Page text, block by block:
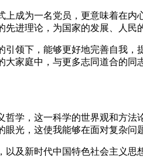
成为一名党员，更意味着在
进理论，为国家的发展、人民
领下，能够更好地完善自我
家庭中，与更多志同道合的
学，这一科学的世界观和方法
光，这使我能够在面对复杂问
及新时代中国特色社会主义